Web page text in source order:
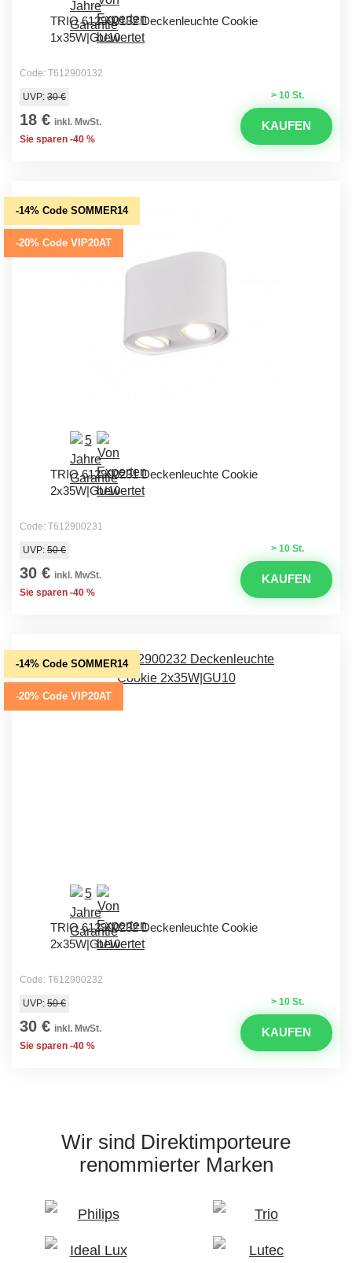
TRIO 612900132 Deckenleuchte Cookie
1x35W|GU10
Code: T612900132
> 10 St.
UVP: 30 €
18 € inkl. MwSt.
Sie sparen -40 %
KAUFEN
-14% Code SOMMER14
-20% Code VIP20AT
TRIO 612900231 Deckenleuchte Cookie
2x35W|GU10
Code: T612900231
> 10 St.
UVP: 50 €
30 € inkl. MwSt.
Sie sparen -40 %
KAUFEN
-14% Code SOMMER14
-20% Code VIP20AT
TRIO 612900232 Deckenleuchte Cookie
2x35W|GU10
Code: T612900232
> 10 St.
UVP: 50 €
30 € inkl. MwSt.
Sie sparen -40 %
KAUFEN
Wir sind Direktimporteure
renommierter Marken